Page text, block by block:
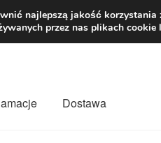
zł
Dostawa
najlepszą jakość korzystania
przez nas plikach cookie